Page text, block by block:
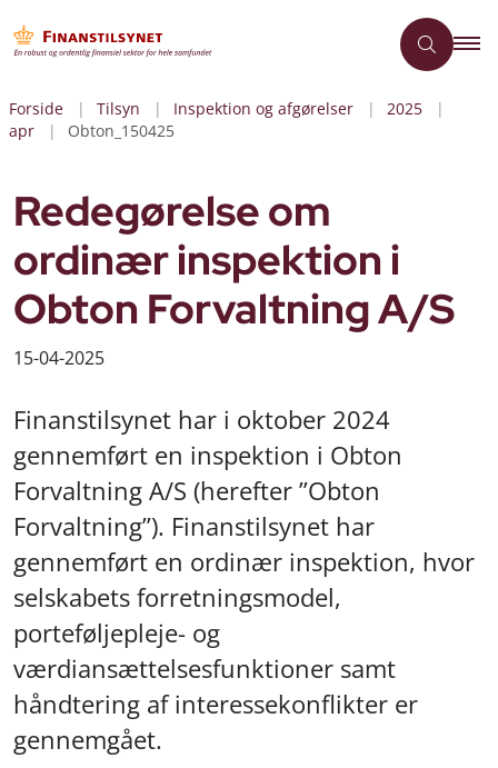
Forside Tilsyn Inspektion og afgørelser
2025
apr
Obton_150425
Redegørelse om
ordinær inspektion i
Obton Forvaltning A/S
15-04-2025
Finanstilsynet har i oktober 2024
gennemført en inspektion i Obton
Forvaltning A/S (herefter ”Obton
Forvaltning”). Finanstilsynet har
gennemført en ordinær inspektion, hvor
selskabets forretningsmodel,
porteføljepleje- og
værdiansættelsesfunktioner samt
håndtering af interessekonflikter er
gennemgået.